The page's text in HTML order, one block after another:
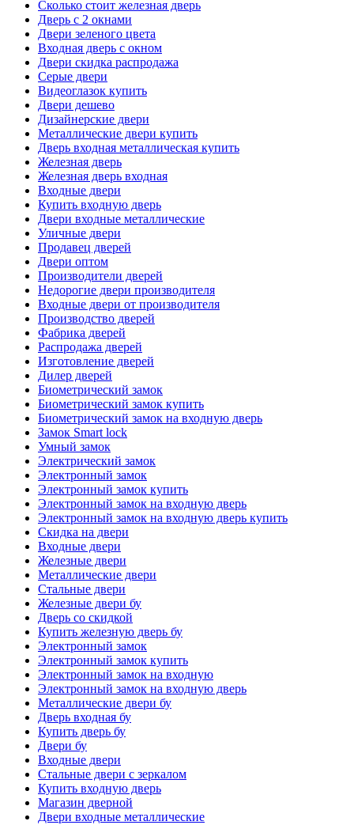
Сколько стоит железная дверь
Дверь с 2 окнами
Двери зеленого цвета
Входная дверь с окном
Двери скидка распродажа
Серые двери
Видеоглазок купить
Двери дешево
Дизайнерские двери
Металлические двери купить
Дверь входная металлическая купить
Железная дверь
Железная дверь входная
Входные двери
Купить входную дверь
Двери входные металлические
Уличные двери
Продавец дверей
Двери оптом
Производители дверей
Недорогие двери производителя
Входные двери от производителя
Производство дверей
Фабрика дверей
Распродажа дверей
Изготовление дверей
Дилер дверей
Биометрический замок
Биометрический замок купить
Биометрический замок на входную дверь
Замок Smart lock
Умный замок
Электрический замок
Электронный замок
Электронный замок купить
Электронный замок на входную дверь
Электронный замок на входную дверь купить
Скидка на двери
Входные двери
Железные двери
Металлические двери
Стальные двери
Железные двери бу
Дверь со скидкой
Купить железную дверь бу
Электронный замок
Электронный замок купить
Электронный замок на входную
Электронный замок на входную дверь
Металлические двери бу
Дверь входная бу
Купить дверь бу
Двери бу
Входные двери
Стальные двери с зеркалом
Купить входную дверь
Магазин дверной
Двери входные металлические